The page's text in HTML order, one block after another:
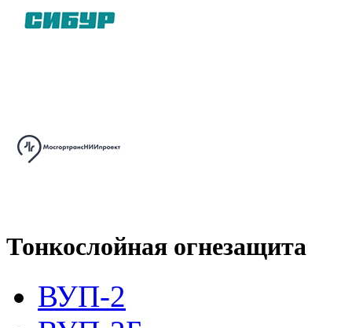
Тонкослойная огнезащита
ВУП-2